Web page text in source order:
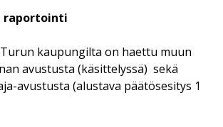
raportointi
kaupungilta on haettu muun
avustusta (käsittelyssä) sekä
avustusta (alustava päätösesitys 1